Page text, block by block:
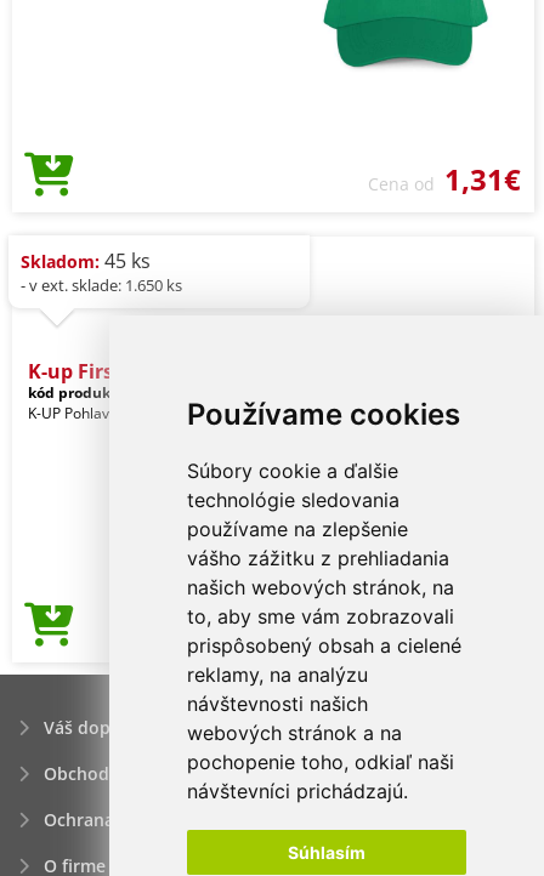
Používame cookies
Súbory cookie a ďalšie
technológie sledovania
používame na zlepšenie
vášho zážitku z prehliadania
našich webových stránok, na
to, aby sme vám zobrazovali
prispôsobený obsah a cielené
reklamy, na analýzu
návštevnosti našich
webových stránok a na
pochopenie toho, odkiaľ naši
návštevníci prichádzajú.
Súhlasím
Cena od 1,31€
Skladom: 45 ks
- v ext. sklade: 1.650 ks
K-up First - 5 Panels Cap
kód produktu:
K-UP Pohlavie: Unisex
Cena od 1,31€
Váš dopyt
Obchodné podmienky
Ochrana osobných údajov
O firme